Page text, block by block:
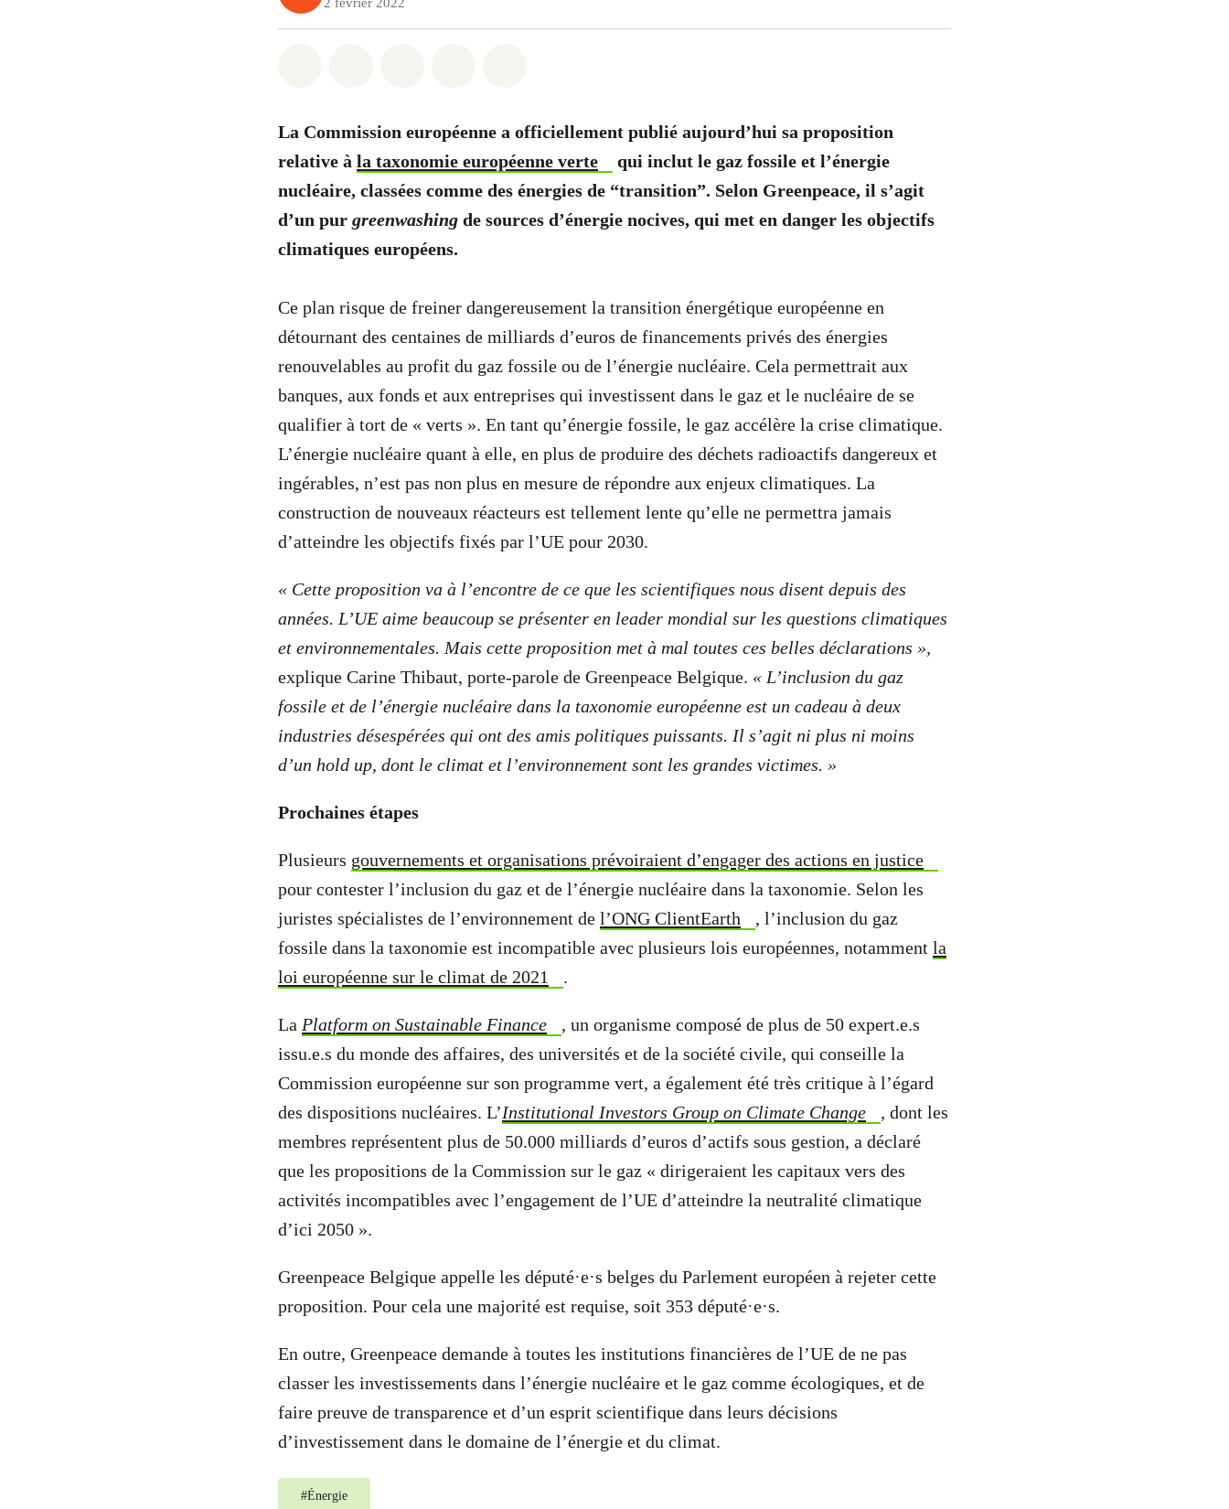
La Commission européenne a officiellement publié aujourd’hui sa proposition
relative à la taxonomie européenne verte
qui inclut le gaz fossile et l’énergie
nucléaire, classées comme des énergies de “transition”. Selon Greenpeace, il s’agit
d’un pur greenwashing de sources d’énergie nocives, qui met en danger les objectifs
climatiques européens.
Ce plan risque de freiner dangereusement la transition énergétique européenne en
détournant des centaines de milliards d’euros de financements privés des énergies
renouvelables au profit du gaz fossile ou de l’énergie nucléaire. Cela permettrait aux
banques, aux fonds et aux entreprises qui investissent dans le gaz et le nucléaire de se
qualifier à tort de « verts ». En tant qu’énergie fossile, le gaz accélère la crise climatique.
L’énergie nucléaire quant à elle, en plus de produire des déchets radioactifs dangereux et
ingérables, n’est pas non plus en mesure de répondre aux enjeux climatiques. La
construction de nouveaux réacteurs est tellement lente qu’elle ne permettra jamais
d’atteindre les objectifs fixés par l’UE pour 2030.
« Cette proposition va à l’encontre de ce que les scientifiques nous disent depuis des
années. L’UE aime beaucoup se présenter en leader mondial sur les questions climatiques
et environnementales. Mais cette proposition met à mal toutes ces belles déclarations »,
explique Carine Thibaut, porte-parole de Greenpeace Belgique. « L’inclusion du gaz
fossile et de l’énergie nucléaire dans la taxonomie européenne est un cadeau à deux
industries désespérées qui ont des amis politiques puissants. Il s’agit ni plus ni moins
d’un hold up, dont le climat et l’environnement sont les grandes victimes. »
Prochaines étapes
Plusieurs gouvernements et organisations prévoiraient d’engager des actions en justice
pour contester l’inclusion du gaz et de l’énergie nucléaire dans la taxonomie. Selon les
juristes spécialistes de l’environnement de l’ONG ClientEarth
, l’inclusion du gaz
fossile dans la taxonomie est incompatible avec plusieurs lois européennes, notamment la
loi européenne sur le climat de 2021
.
La Platform on Sustainable Finance
, un organisme composé de plus de 50 expert.e.s
issu.e.s du monde des affaires, des universités et de la société civile, qui conseille la
Commission européenne sur son programme vert, a également été très critique à l’égard
des dispositions nucléaires. L’Institutional Investors Group on Climate Change
, dont les
membres représentent plus de 50.000 milliards d’euros d’actifs sous gestion, a déclaré
que les propositions de la Commission sur le gaz « dirigeraient les capitaux vers des
activités incompatibles avec l’engagement de l’UE d’atteindre la neutralité climatique
d’ici 2050 ».
Greenpeace Belgique appelle les député·e·s belges du Parlement européen à rejeter cette
proposition. Pour cela une majorité est requise, soit 353 député·e·s.
En outre, Greenpeace demande à toutes les institutions financières de l’UE de ne pas
classer les investissements dans l’énergie nucléaire et le gaz comme écologiques, et de
faire preuve de transparence et d’un esprit scientifique dans leurs décisions
d’investissement dans le domaine de l’énergie et du climat.
#Énergie